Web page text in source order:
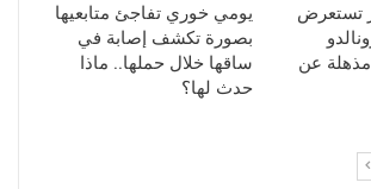
تستعرض
مذهلة عن
يومي خوري تفاجئ متابعيها
بصورة تكشف إصابة في
ساقها خلال حملها.. ماذا
حدث لها؟